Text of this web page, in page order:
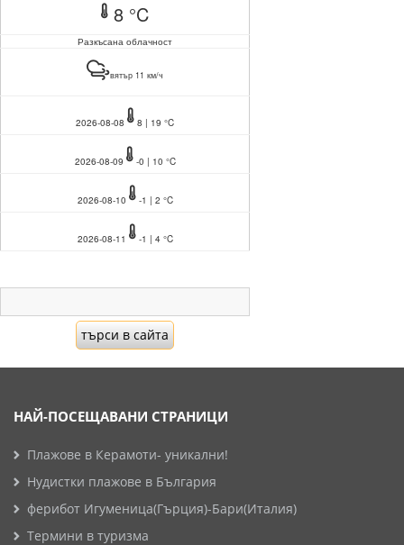
8 °C
Разкъсана облачност
вятър 11 км/ч
2026-08-08 8 | 19 °C
2026-08-09 -0 | 10 °C
2026-08-10 -1 | 2 °C
2026-08-11 -1 | 4 °C
НАЙ-ПОСЕЩАВАНИ СТРАНИЦИ
Плажове в Керамоти- уникални!
Нудистки плажове в България
ферибот Игуменица(Гърция)-Бари(Италия)
Термини в туризма